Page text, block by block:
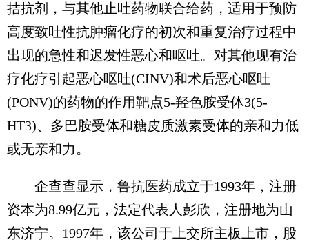
拮抗剂，与其他止吐药物联合给药，适用于预防
高度致吐性抗肿瘤化疗的初次和重复治疗过程中
出现的急性和迟发性恶心和呕吐。对其他现有治
疗化疗引起恶心呕吐(CINV)和术后恶心呕吐
(PONV)的药物的作用靶点5-羟色胺受体3(5-
HT3)、多巴胺受体和糖皮质激素受体的亲和力低
或无亲和力。
企查查显示，鲁抗医药成立于1993年，注册
资本为8.99亿元，法定代表人彭欣，注册地为山
东济宁。1997年，该公司于上交所主板上市，股